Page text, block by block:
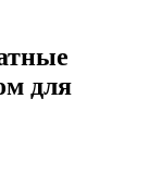
для